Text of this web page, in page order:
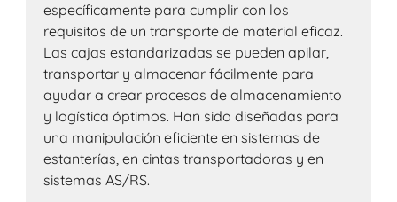
específicamente para cumplir con los
requisitos de un transporte de material eficaz.
Las cajas estandarizadas se pueden apilar,
transportar y almacenar fácilmente para
ayudar a crear procesos de almacenamiento
y logística óptimos. Han sido diseñadas para
una manipulación eficiente en sistemas de
estanterías, en cintas transportadoras y en
sistemas AS/RS.